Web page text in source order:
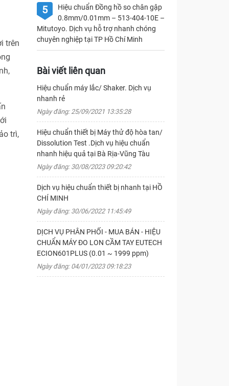
trên
trì,
5
Hiệu chuẩn Đồng hồ so chân gập
0.8mm/0.01mm – 513-404-10E –
Mitutoyo. Dịch vụ hỗ trợ nhanh chóng
chuyên nghiệp tại TP Hồ Chí Minh
Bài viết liên quan
Hiệu chuẩn máy lắc/ Shaker. Dịch vụ
nhanh rẻ
Ngày đăng: 25/09/2021 13:35:28
Hiệu chuẩn thiết bị Máy thử độ hòa tan/
Dissolution Test .Dịch vụ hiệu chuẩn
nhanh hiệu quả tại Bà Rịa-Vũng Tàu
Ngày đăng: 30/08/2023 09:20:42
Dịch vụ hiệu chuẩn thiết bị nhanh tại HỒ
CHÍ MINH
Ngày đăng: 30/06/2022 11:45:49
DỊCH VỤ PHÂN PHỐI - MUA BÁN - HIỆU
CHUẨN MÁY ĐO LON CẦM TAY EUTECH
ECION601PLUS (0.01 ~ 1999 ppm)
Ngày đăng: 04/01/2023 09:18:23